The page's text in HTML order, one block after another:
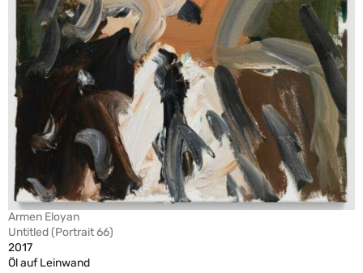
Armen Eloyan
Untitled (Portrait 66)
2017
Öl auf Leinwand